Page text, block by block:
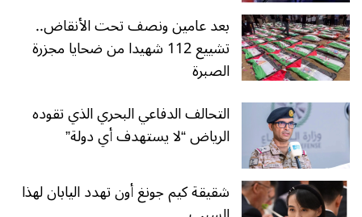
بعد عامين ونصف تحت الأنقاض..
تشييع 112 شهيدا من ضحايا مجزرة
الصبرة
التحالف الدفاعي البحري الذي تقوده
الرياض “لا يستهدف أي دولة”
شقيقة كيم جونغ أون تهدد اليابان لهذا